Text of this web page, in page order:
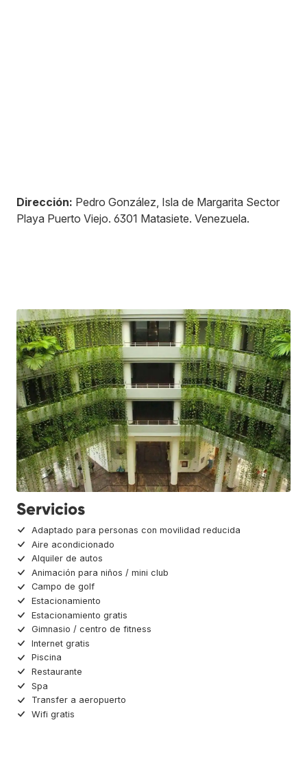
Dirección: Pedro González, Isla de Margarita Sector
Playa Puerto Viejo. 6301 Matasiete. Venezuela.
Servicios
Adaptado para personas con movilidad reducida
Aire acondicionado
Alquiler de autos
Animación para niños / mini club
Campo de golf
Estacionamiento
Estacionamiento gratis
Gimnasio / centro de fitness
Internet gratis
Piscina
Restaurante
Spa
Transfer a aeropuerto
Wifi gratis